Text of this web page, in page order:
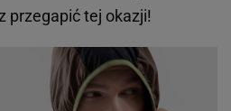
przegapić tej okazji!